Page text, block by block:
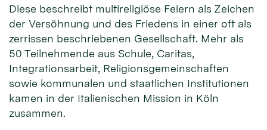
Diese beschreibt multireligiöse Feiern als Zeichen
der Versöhnung und des Friedens in einer oft als
zerrissen beschriebenen Gesellschaft. Mehr als
50 Teilnehmende aus Schule, Caritas,
Integrationsarbeit, Religionsgemeinschaften
sowie kommunalen und staatlichen Institutionen
kamen in der Italienischen Mission in Köln
zusammen.